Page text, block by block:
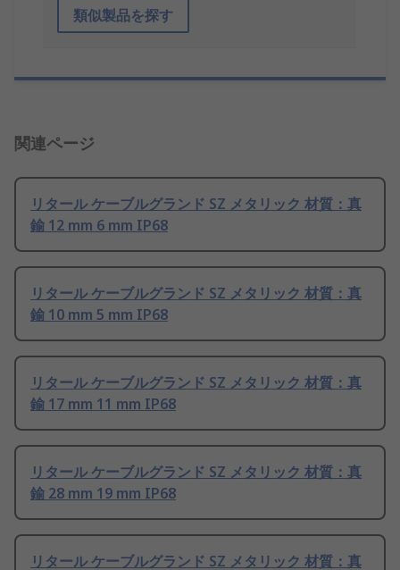
類似製品を探す
関連ページ
リタール ケーブルグランド SZ メタリック 材質：真
鍮 12 mm 6 mm IP68
リタール ケーブルグランド SZ メタリック 材質：真
鍮 10 mm 5 mm IP68
リタール ケーブルグランド SZ メタリック 材質：真
鍮 17 mm 11 mm IP68
リタール ケーブルグランド SZ メタリック 材質：真
鍮 28 mm 19 mm IP68
リタール ケーブルグランド SZ メタリック 材質：真